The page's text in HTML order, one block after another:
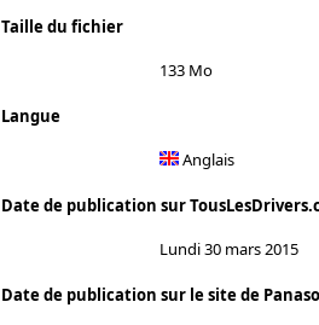
Taille du fichier
133 Mo
Langue
Anglais
Date de publication sur
Lundi 30 mars 2015
Date de publication sur le site de